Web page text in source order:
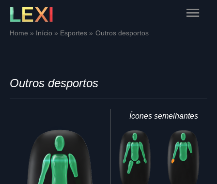
Skip
content
Main
Home Início Esportes Outros desportos
Outros desportos
Ícones semelhantes